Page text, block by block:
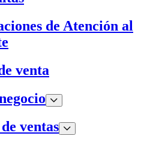
de Atención al
venta
ventas